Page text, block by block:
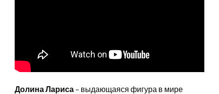
Долина Лариса – выдающаяся фигура в мире